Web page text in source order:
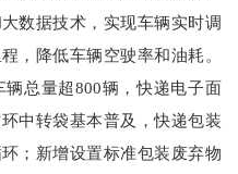
数据技术，实现车辆实时调
，降低车辆空驶率和油耗。
辆总量超800辆，快递电子面
中转袋基本普及，快递包装
；新增设置标准包装废弃物